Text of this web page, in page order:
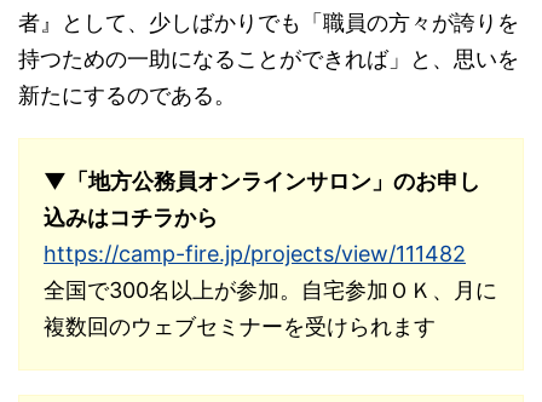
者』として、少しばかりでも「職員の方々が誇りを
持つための一助になることができれば」と、思いを
新たにするのである。
▼「地方公務員オンラインサロン」のお申し
込みはコチラから
https://camp-fire.jp/projects/view/111482
全国で300名以上が参加。自宅参加ＯＫ、月に
複数回のウェブセミナーを受けられます